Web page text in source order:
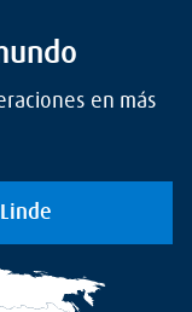
en más